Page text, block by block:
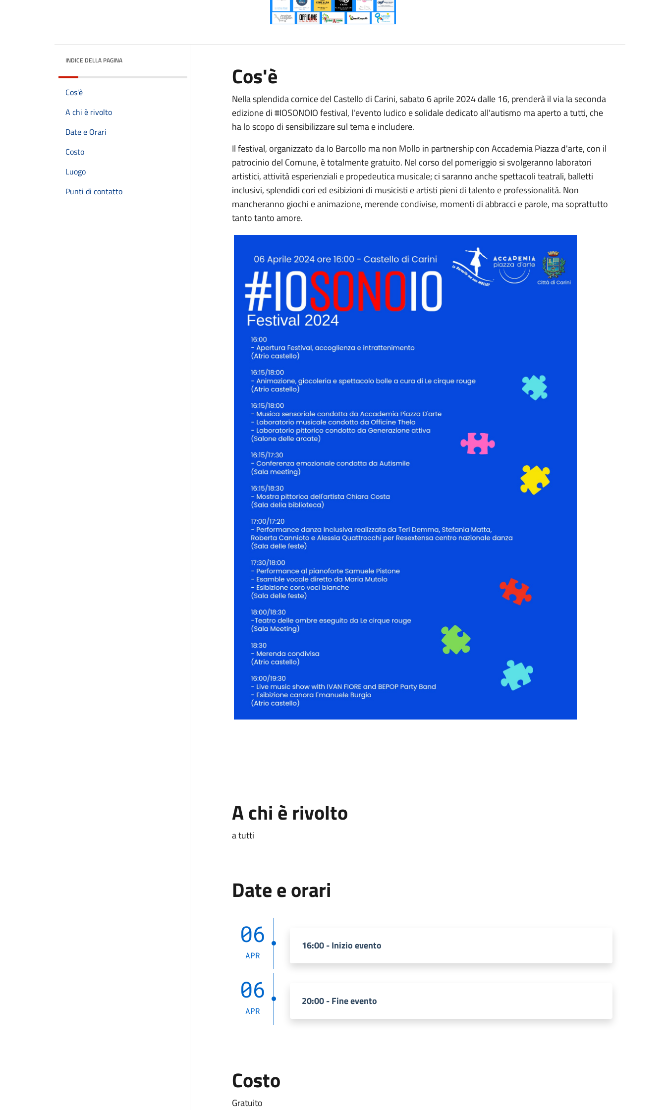
INDICE DELLA PAGINA
Cos'è
A chi è rivolto
Date e Orari
Costo
Luogo
Punti di contatto
Cos'è
Nella splendida cornice del Castello di Carini, sabato 6 aprile 2024 dalle 16, prenderà il via la seconda
edizione di #IOSONOIO festival, l'evento ludico e solidale dedicato all'autismo ma aperto a tutti, che
ha lo scopo di sensibilizzare sul tema e includere.
Il festival, organizzato da Io Barcollo ma non Mollo in partnership con Accademia Piazza d'arte, con il
patrocinio del Comune, è totalmente gratuito. Nel corso del pomeriggio si svolgeranno laboratori
artistici, attività esperienziali e propedeutica musicale; ci saranno anche spettacoli teatrali, balletti
inclusivi, splendidi cori ed esibizioni di musicisti e artisti pieni di talento e professionalità. Non
mancheranno giochi e animazione, merende condivise, momenti di abbracci e parole, ma soprattutto
tanto tanto amore.
A chi è rivolto
a tutti
Date e orari
06
APR
16:00 - Inizio evento
06
APR
20:00 - Fine evento
Costo
Gratuito